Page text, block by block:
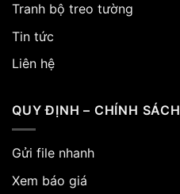
Tranh bộ treo tường
Tin tức
Liên hệ
QUY ĐỊNH – CHÍNH SÁCH
Gửi file nhanh
Xem báo giá